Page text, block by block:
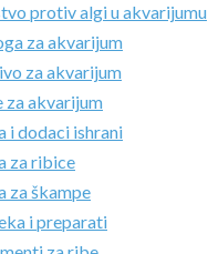
protiv algi u akvarijumu
za akvarijum
za akvarijum
za akvarijum
i dodaci ishrani
za ribice
za škampe
i preparati